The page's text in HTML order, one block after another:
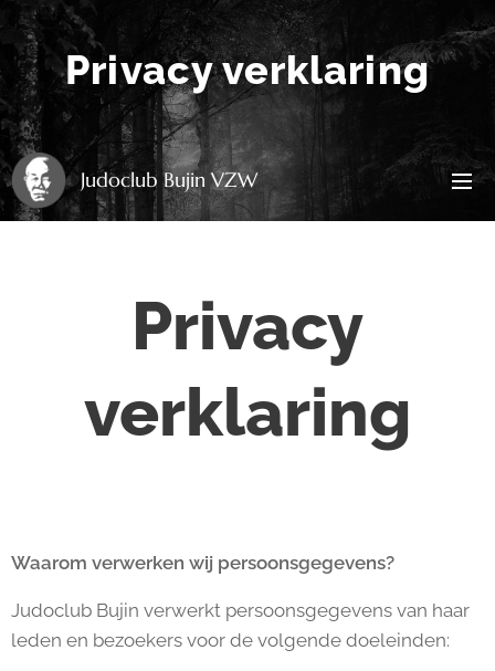
Judoclub Bujin VZW
Privacy verklaring
Privacy
verklaring
Waarom verwerken wij persoonsgegevens?
Judoclub Bujin verwerkt persoonsgegevens van haar
leden en bezoekers voor de volgende doeleinden: